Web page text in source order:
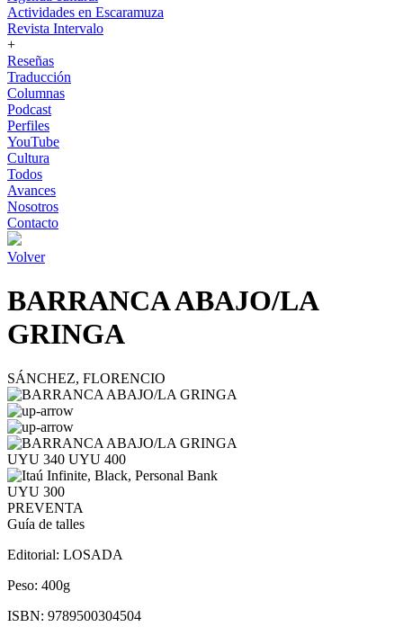
Actividades en Escaramuza
Revista Intervalo
+
Reseñas
Traducción
Columnas
Podcast
Perfiles
YouTube
Cultura
Todos
Avances
Nosotros
Contacto
Volver
BARRANCA ABAJO/LA
GRINGA
SÁNCHEZ, FLORENCIO
UYU 340 UYU 400
UYU 300
PREVENTA
Guía de talles
Editorial: LOSADA
Peso: 400g
ISBN: 9789500304504